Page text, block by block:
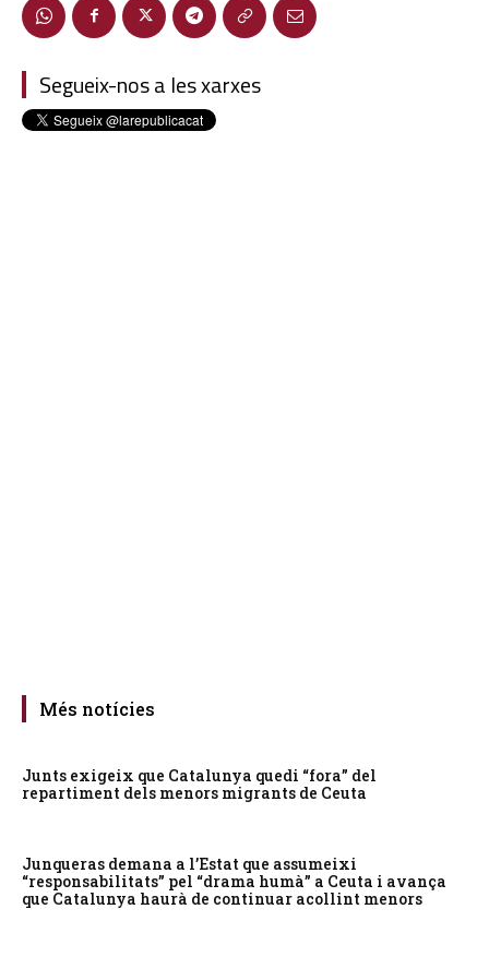
Segueix-nos a les xarxes
Més notícies
Junts exigeix que Catalunya quedi “fora” del
repartiment dels menors migrants de Ceuta
Junqueras demana a l’Estat que assumeixi
“responsabilitats” pel “drama humà” a Ceuta i avança
que Catalunya haurà de continuar acollint menors